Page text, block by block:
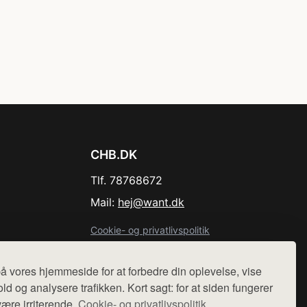
vores hjemmeside for at forbedre din oplevelse, vise
og analysere trafikken. Kort sagt: for at siden fungerer
CHB.DK
Tlf. 78768672
Mail: hej@want.dk
Cookie- og privatlivspolitik